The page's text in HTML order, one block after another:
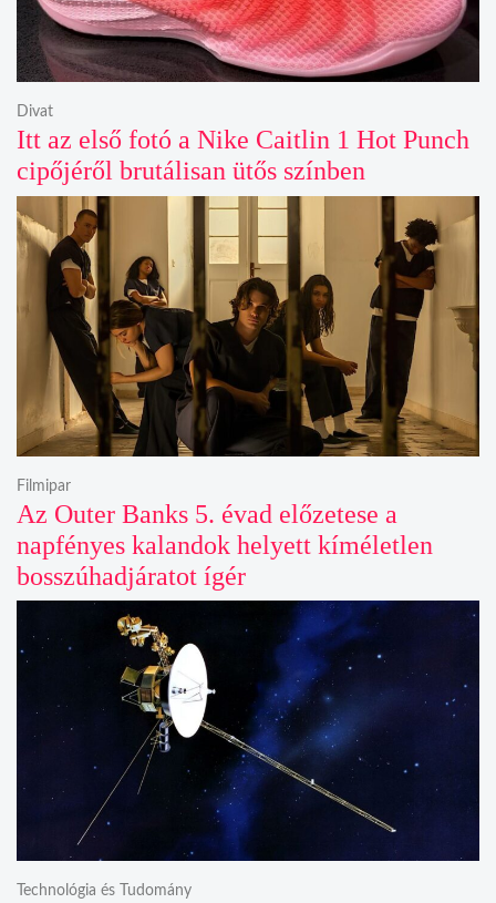
Itt az első fotó a Nike Caitlin 1 Hot Punch
cipőjéről brutálisan ütős színben
Divat
Az Outer Banks 5. évad előzetese a
napfényes kalandok helyett kíméletlen
bosszúhadjáratot ígér
Filmipar
Technológia és Tudomány